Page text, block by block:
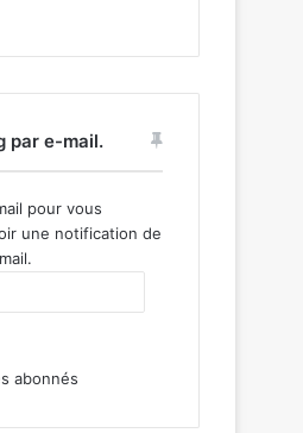
par e-mail.
pour vous
une notification de
abonnés